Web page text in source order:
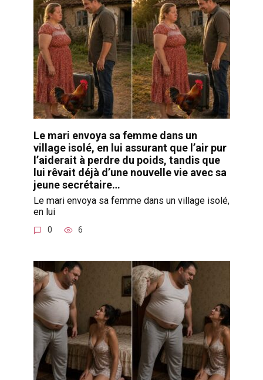
Le mari envoya sa femme dans un
village isolé, en lui assurant que l’air pur
l’aiderait à perdre du poids, tandis que
lui rêvait déjà d’une nouvelle vie avec sa
jeune secrétaire…
Le mari envoya sa femme dans un village isolé,
en lui
0 6